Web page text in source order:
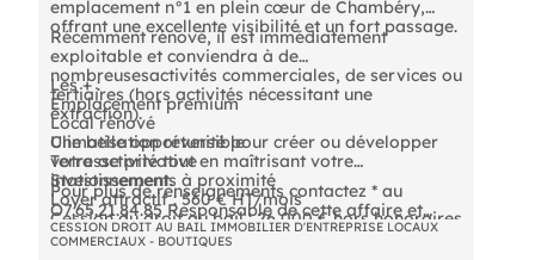
emplacement n°1 en plein cœur de Chambéry,
offrant une excellente visibilité et un fort passage.
Récemment rénové, il est immédiatement
exploitable et conviendra à de
nombreusesactivités commerciales, de services ou
tertiaires (hors activités nécessitant une
extraction).
Les + :
Emplacement premium
Local rénové
Climatisation réversible
Terrasse privative
Stationnements à proximité
Loyer attractif : 560 € HT/mois
Une belle opportunité pour créer ou développer
votre activité tout en maîtrisant votre
investissement.
Cession du droit au bail : 26 000 € hors honoraires
de cabinet (5 000 € HT).
Pour plus de renseignements contactez * au
O7.65.21.84.85 Responsable de cette affaire et
spécialisée en transactions de fonds de commerce
, elle saura vous écouter, vous conseiller et vous
CESSION DROIT AU BAIL IMMOBILIER D'ENTREPRISE LOCAUX
COMMERCIAUX - BOUTIQUES